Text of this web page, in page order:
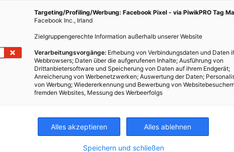
MEHR ZUM THEMA
Targeting/Profiling/Werbung: Facebook Pixel - via PiwikPRO Tag
Facebook Inc., Irland
Zielgruppengerechte Information außerhalb unserer Website
Verarbeitungsvorgänge: Erhebung von Verbindungsdaten und Daten
Webbrowsers; Daten über die aufgerufenen Inhalte; Ausführung von
Drittanbietersoftware und Speicherung von Daten auf ihrem Endgerät;
Anreicherung von Werbenetzwerken; Auswertung der Daten;
von Werbung; Wiedererkennung und Bewerbung von
fremden Websites, Messung des Werbeerfolgs
Alles akzeptieren Alles ablehnen
Speichern und schließen